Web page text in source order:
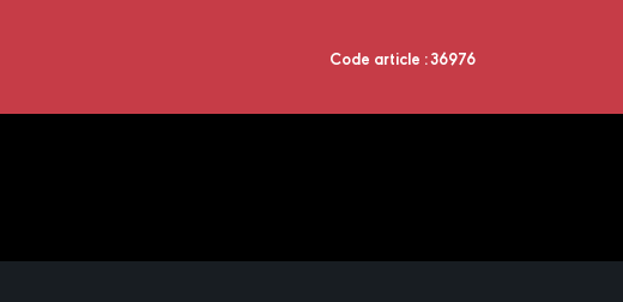
Code article : 36976